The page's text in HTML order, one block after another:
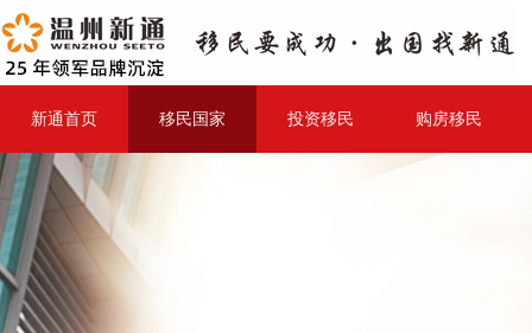
新通首页 移民国家 投资移民 购房移民